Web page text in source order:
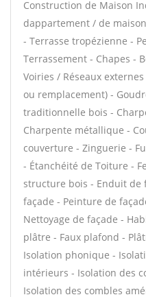
Construction de Maison
dappartement / de
- Terrasse tropézienne -
Terrassement - Chapes -
Voiries / Réseaux
ou remplacement) -
traditionnelle bois -
Charpente métallique -
couverture - Zinguerie -
- Étanchéité de Toiture -
structure bois - Enduit de
façade - Peinture de
Nettoyage de façade -
plâtre - Faux plafond -
Isolation phonique -
intérieurs - Isolation des
Isolation des combles